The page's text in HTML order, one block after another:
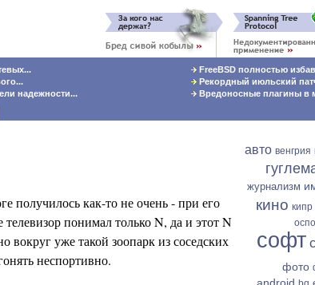
надежности...
FreeBSD полностью
Рекордный июльский
Вредоносные плагины в
получилось как-то не очень - при его
понимал только N, да и этот N
вокруг уже такой зоопарк из соседских
неспортивно.
авто венгрия
журнализм
кино кипр
софт
фото